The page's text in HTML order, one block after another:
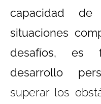
capacidad de
situaciones
desafíos, es
desarrollo
superar los